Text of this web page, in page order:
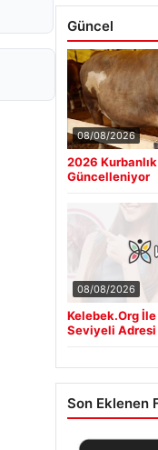
Güncel
08/08/2026
2026
Güncelleniyor
08/08/2026
Kelebek.Org
Seviyeli Adresi
Son Eklenen